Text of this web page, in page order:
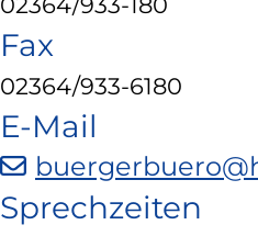
Fax
02364/933-6180
E-Mail
Sprechzeiten